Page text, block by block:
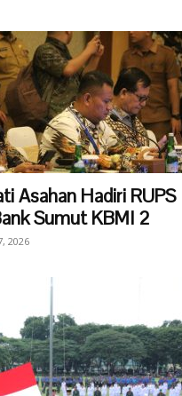
Asahan Hadiri RUPS
Sumut KBMI 2
2026